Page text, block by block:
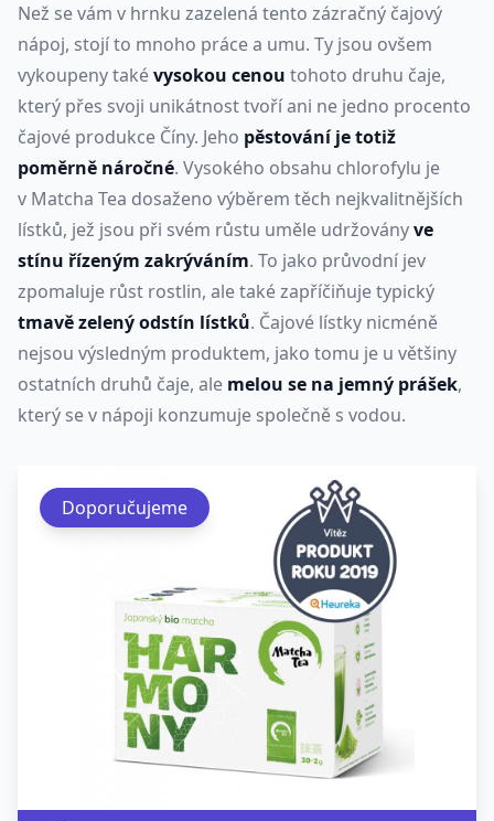
Než se vám v hrnku zazelená tento zázračný čajový
nápoj, stojí to mnoho práce a umu. Ty jsou ovšem
vykoupeny takévysokou cenou tohoto druhu čaje,
který přes svoji unikátnost tvoří ani ne jedno procento
čajové produkce Číny. Jeho pěstování je totiž
poměrně náročné. Vysokého obsahu chlorofylu je
v Matcha Tea dosaženo výběrem těch nejkvalitnějších
lístků, jež jsou při svém růstu uměle udržoványve
stínu řízeným zakrýváním. To jako průvodní jev
zpomaluje růst rostlin, ale také zapříčiňuje typický
tmavě zelený odstín lístků. Čajové lístky nicméně
nejsou výsledným produktem, jako tomu je u většiny
ostatních druhů čaje, ale melou se na jemný prášek,
který se v nápoji konzumuje společně s vodou.